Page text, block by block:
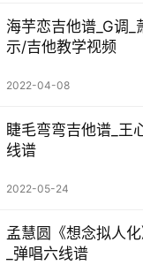
海芋恋吉他谱_G调_
示/吉他教学视频
2022-04-08
睫毛弯弯吉他谱_王
线谱
2022-05-24
孟慧圆《想念拟人
_弹唱六线谱